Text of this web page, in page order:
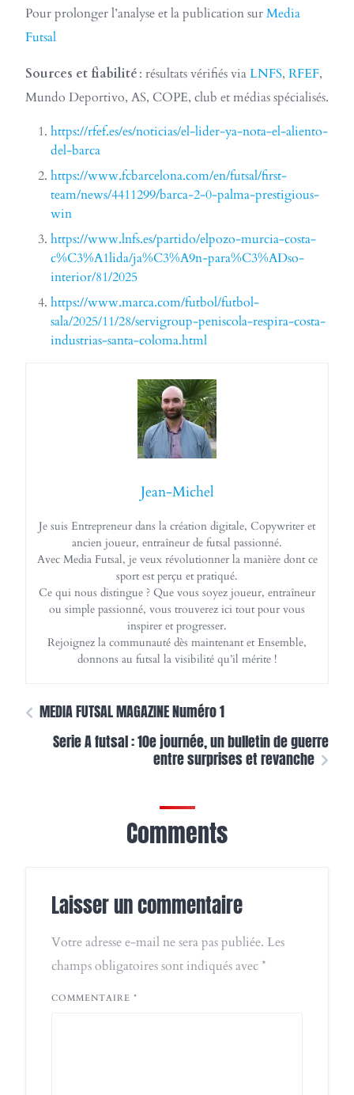
Pour prolonger l’analyse et la publication surMedia
Futsal
Sources et fiabilité: résultats vérifiés viaLNFS, RFEF,
Mundo Deportivo, AS, COPE, club et médias spécialisés.​
https://rfef.es/es/noticias/el-lider-ya-nota-el-aliento-
del-barca
https://www.fcbarcelona.com/en/futsal/first-
team/news/4411299/barca-2-0-palma-prestigious-
win
https://www.lnfs.es/partido/elpozo-murcia-costa-
c%C3%A1lida/ja%C3%A9n-para%C3%ADso-
interior/81/2025
https://www.marca.com/futbol/futbol-
sala/2025/11/28/servigroup-peniscola-respira-costa-
industrias-santa-coloma.html
Jean-Michel
Je suis Entrepreneur dans la création digitale, Copywriter et
ancien joueur, entraîneur de futsal passionné.
Avec Media Futsal, je veux révolutionner la manière dont ce
sport est perçu et pratiqué.
Ce qui nous distingue ? Que vous soyez joueur, entraîneur
ou simple passionné, vous trouverez ici tout pour vous
inspirer et progresser.
Rejoignez la communauté dès maintenant et Ensemble,
donnons au futsal la visibilité qu’il mérite !
MEDIA FUTSAL MAGAZINE Numéro 1
Serie A futsal : 10e journée, un bulletin de guerre
entre surprises et revanche
Comments
Laisser un commentaire
Votre adresse e-mail ne sera pas publiée. Les
champs obligatoires sont indiqués avec*
COMMENTAIRE *